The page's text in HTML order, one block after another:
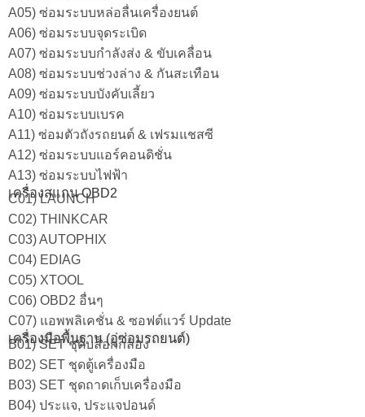
A05) ซ่อมระบบหล่อลื่นเครื่องยนต์
A06) ซ่อมระบบจุดระเบิด
A07) ซ่อมระบบกำลังส่ง & ขับเคลื่อน
A08) ซ่อมระบบช่วงล่าง & กันสะเทือน
A09) ซ่อมระบบบังคับเลี้ยว
A10) ซ่อมระบบเบรค
A11) ซ่อมตัวถังรถยนต์ & เฟรมแชสซี
A12) ซ่อมระบบแอร์คอนดิชั่น
A13) ซ่อมระบบไฟฟ้า
เครื่องสแกน OBD2
C01) LAUNCH
C02) THINKCAR
C03) AUTOPHIX
C04) EDIAG
C05) XTOOL
C06) OBD2 อื่นๆ
C07) แอพพลิเคชั่น & ซอฟต์แวร์ Update
เครื่องมือพื้นฐาน (อู่ซ่อมรถยนต์)
B01) SET ชุดบล็อกกล่อง
B02) SET ชุดตู้เครื่องมือ
B03) SET ชุดถาดเก็บเครื่องมือ
B04) ประแจ, ประแจปอนด์